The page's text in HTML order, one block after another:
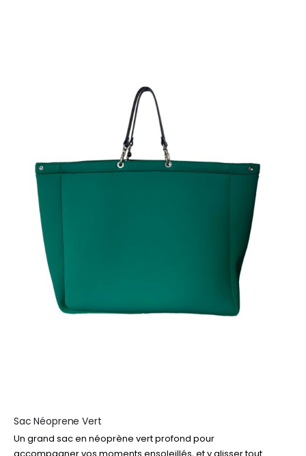
Sac Néoprene Vert
Un grand sac en néoprène vert profond pour